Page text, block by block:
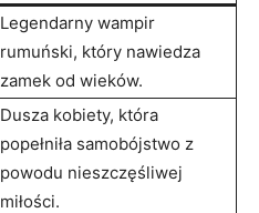
Legendarny wampir
rumuński, który nawiedza
zamek⁢ od wieków.
Dusza kobiety, która
popełniła samobójstwo z
powodu nieszczęśliwej
miłości.